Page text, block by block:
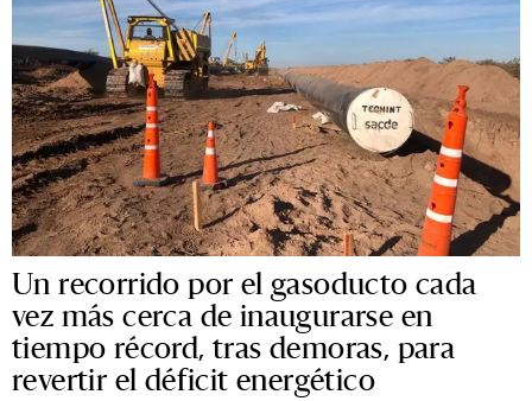
Un recorrido por el gasoducto cada
vez más cerca de inaugurarse en
tiempo récord, tras demoras, para
revertir el déficit energético